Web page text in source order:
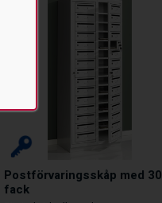
Postförvaringsskåp med 30
fack